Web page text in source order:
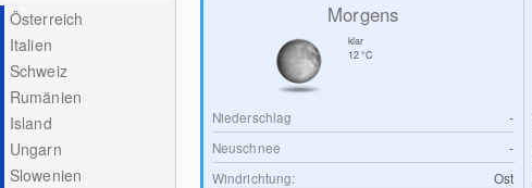
Österreich
Italien
Schweiz
Rumänien
Island
Ungarn
Slowenien
Morgens
klar
12°C
Niederschlag
-
Neuschnee
-
Windrichtung:
Ost